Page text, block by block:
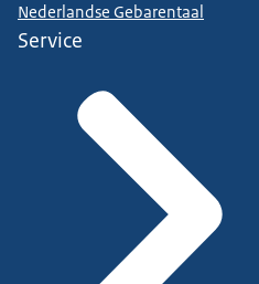
Nederlandse Gebarentaal
Service